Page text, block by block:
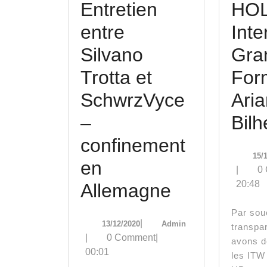
Entretien
entre
Silvano
Trotta et
SchwrzVyce
–
confinement
en
Allemagne Entretien
Silvano
13/12/202013/12/2020
Admin
0 Comment
00:01
15/
0
20:48
Par souci de
avons
les